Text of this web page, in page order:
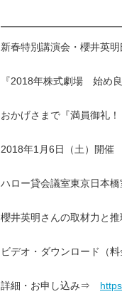
新春特別講演会・櫻井英
『2018年株式劇場 始め
おかげさまで『満員御礼！
2018年1月6日（土）開
ハロー貸会議室東京日本
櫻井英明さんの取材力と
ビデオ・ダウンロード（
詳細・お申し込み⇒